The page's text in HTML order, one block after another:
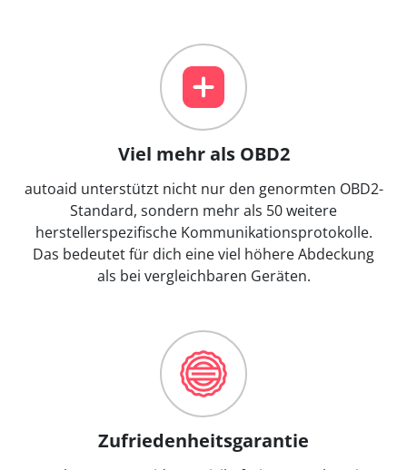
Viel mehr als OBD2
autoaid unterstützt nicht nur den genormten OBD2-
Standard, sondern mehr als 50 weitere
herstellerspezifische Kommunikationsprotokolle.
Das bedeutet für dich eine viel höhere Abdeckung
als bei vergleichbaren Geräten.
Zufriedenheitsgarantie